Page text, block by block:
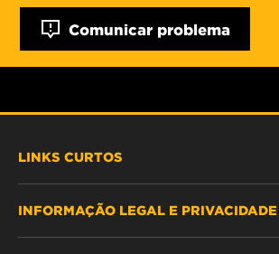
Comunicar problema
LINKS CURTOS
INFORMAÇÃO LEGAL E PRIVACIDADE